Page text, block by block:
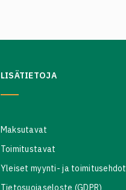
LISÄTIETOJA
Maksutavat
Toimitustavat
Yleiset myynti- ja toimitusehdot
Tietosuojaseloste (GDPR)